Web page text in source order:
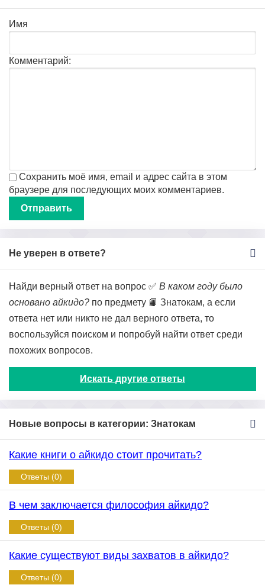
Имя
Комментарий:
Сохранить моё имя, email и адрес сайта в этом
браузере для последующих моих комментариев.
Не уверен в ответе?
Найди верный ответ на вопрос ✅ В каком году было
основано айкидо? по предмету 📙 Знатокам, а если
ответа нет или никто не дал верного ответа, то
воспользуйся поиском и попробуй найти ответ среди
похожих вопросов.
Искать другие ответы
Новые вопросы в категории: Знатокам
Какие книги о айкидо стоит прочитать?
Ответы (0)
В чем заключается философия айкидо?
Ответы (0)
Какие существуют виды захватов в айкидо?
Ответы (0)